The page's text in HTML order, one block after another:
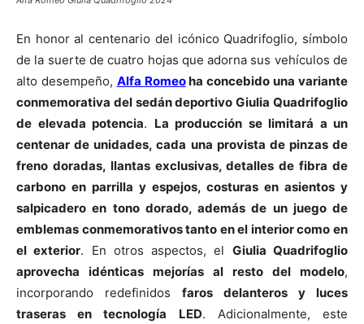
En honor al centenario del icónico Quadrifoglio, símbolo
de la suerte de cuatro hojas que adorna sus vehículos de
alto desempeño, Alfa Romeoha concebido una variante
conmemorativa del sedán deportivo Giulia Quadrifoglio
de elevada potencia. La producción se limitará a un
centenar de unidades, cada una provista de pinzas de
freno doradas, llantas exclusivas, detalles de fibra de
carbono en parrilla y espejos, costuras en asientos y
salpicadero en tono dorado, además de un juego de
emblemas conmemorativos tanto en el interior como en
el exterior. En otros aspectos, el Giulia Quadrifoglio
aprovecha idénticas mejorías al resto del modelo,
incorporando redefinidos faros delanteros y luces
traseras en tecnología LED. Adicionalmente, este